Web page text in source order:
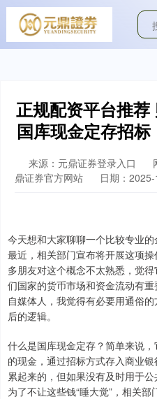
正规配资平台推
国库现金定存招
来源：元鼎证券登录入口
鼎证券官方网站
日期：
今天想和大家聊聊一个比较专业
最近，相关部门宣布将开展这项
多朋友对这个概念不太熟悉，觉
们国家的货币市场和资金流动有
自媒体人，我觉得有必要用通俗
后的逻辑。
什么是国库现金定存？简单来说
的现金，通过招标方式存入商业
累起来的，但如果没有及时用于
为了不让这些钱“睡大觉”，相关